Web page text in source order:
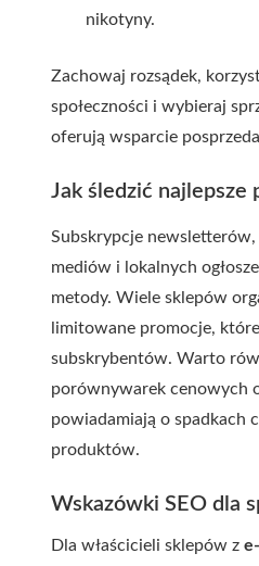
nikotyny.
Zachowaj rozsądek,
społeczności i wybieraj
oferują wsparcie
Jak śledzić najlepsze
Subskrypcje newsletterów,
mediów i lokalnych
metody. Wiele sklepów
limitowane promocje,
subskrybentów. Warto
porównywarek cenowych
powiadamiają o spadkach
produktów.
Wskazówki SEO dla
Dla właścicieli sklepów z